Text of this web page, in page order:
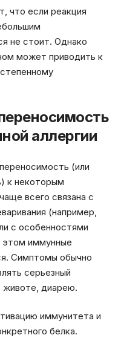
что если реакция
не стоит. Однако
может приводить к
аллергии
(или
к некоторым
всего связана с
(например,
с особенностями
этом иммунные
Симптомы обычно
серьезный
животе, диарею.
иммунитета и
белка.